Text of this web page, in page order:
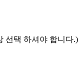
선택 하셔야 합니다.)